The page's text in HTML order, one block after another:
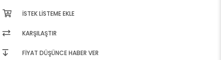
İSTEK LISTEME EKLE
KARŞILAŞTIR
FIYAT DÜŞÜNCE HABER VER